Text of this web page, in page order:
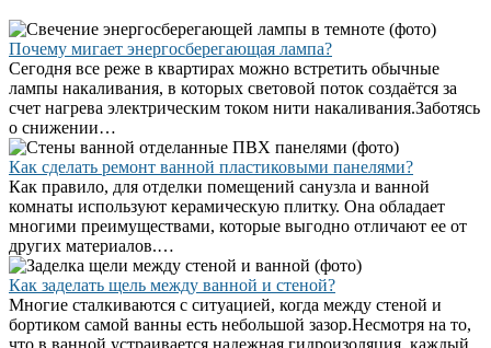
Почему мигает энергосберегающая лампа?
Сегодня все реже в квартирах можно встретить обычные
лампы накаливания, в которых световой поток создаётся за
счет нагрева электрическим током нити накаливания.Заботясь
о снижении…
Как сделать ремонт ванной пластиковыми панелями?
Как правило, для отделки помещений санузла и ванной
комнаты используют керамическую плитку. Она обладает
многими преимуществами, которые выгодно отличают ее от
других материалов.…
Как заделать щель между ванной и стеной?
Многие сталкиваются с ситуацией, когда между стеной и
бортиком самой ванны есть небольшой зазор.Несмотря на то,
что в ванной устраивается надежная гидроизоляция, каждый